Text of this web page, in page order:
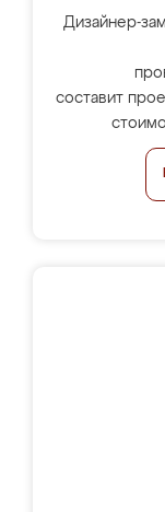
Дизайнер-
составит